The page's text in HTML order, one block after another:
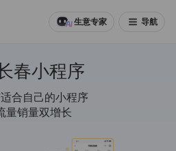
生意专家 导航
春小程序
合自己的小程序
量销量双增长